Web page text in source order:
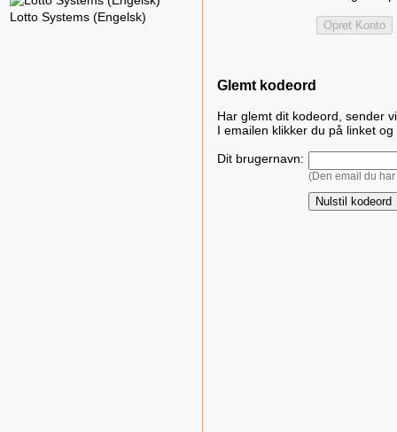
Lotto Systems (Engelsk)
Glemt kodeord
Har glemt dit kodeord, sender
I emailen klikker du på linket
Dit brugernavn:
(Den email du